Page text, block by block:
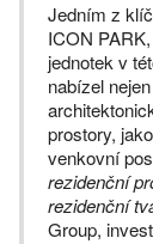
Jedním z
ICON
jednotek v
nabízel
prostory,
venkovní
rezidenční
rezidenční
Group,